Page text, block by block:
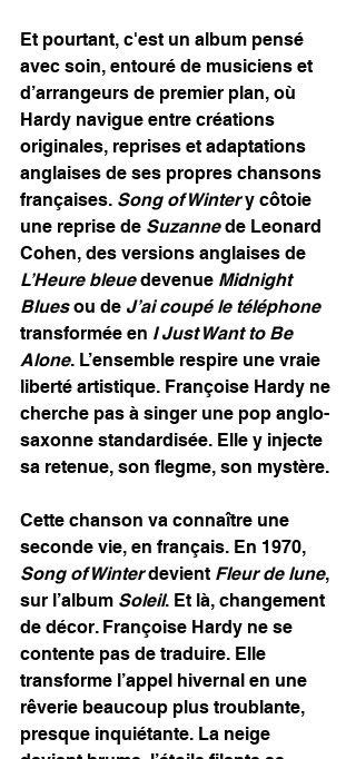
Et pourtant, c'est un album pensé
avec soin, entouré de musiciens et
d’arrangeurs de premier plan, où
Hardy navigue entre créations
originales, reprises et adaptations
anglaises de ses propres chansons
françaises. Song of Winter y côtoie
une reprise de Suzanne de Leonard
Cohen, des versions anglaises de
L’Heure bleue devenue Midnight
Blues ou de J’ai coupé le téléphone
transformée en I Just Want to Be
Alone. L’ensemble respire une vraie
liberté artistique. Françoise Hardy ne
cherche pas à singer une pop anglo-
saxonne standardisée. Elle y injecte
sa retenue, son flegme, son mystère.
Cette chanson va connaître une
seconde vie, en français. En 1970,
Song of Winter devient Fleur de lune,
sur l’album Soleil. Et là, changement
de décor. Françoise Hardy ne se
contente pas de traduire. Elle
transforme l’appel hivernal en une
rêverie beaucoup plus troublante,
presque inquiétante. La neige